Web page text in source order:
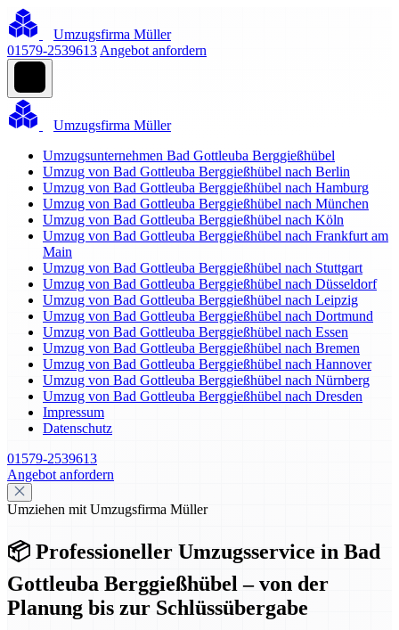
Umzugsfirma Müller
01579-2539613 Angebot anfordern
Umzugsfirma Müller
Umzugsunternehmen Bad Gottleuba Berggießhübel
Umzug von Bad Gottleuba Berggießhübel nach Berlin
Umzug von Bad Gottleuba Berggießhübel nach Hamburg
Umzug von Bad Gottleuba Berggießhübel nach München
Umzug von Bad Gottleuba Berggießhübel nach Köln
Umzug von Bad Gottleuba Berggießhübel nach Frankfurt am
Main
Umzug von Bad Gottleuba Berggießhübel nach Stuttgart
Umzug von Bad Gottleuba Berggießhübel nach Düsseldorf
Umzug von Bad Gottleuba Berggießhübel nach Leipzig
Umzug von Bad Gottleuba Berggießhübel nach Dortmund
Umzug von Bad Gottleuba Berggießhübel nach Essen
Umzug von Bad Gottleuba Berggießhübel nach Bremen
Umzug von Bad Gottleuba Berggießhübel nach Hannover
Umzug von Bad Gottleuba Berggießhübel nach Nürnberg
Umzug von Bad Gottleuba Berggießhübel nach Dresden
Impressum
Datenschutz
01579-2539613
Angebot anfordern
Umziehen mit Umzugsfirma Müller
📦 Professioneller Umzugsservice in Bad
Gottleuba Berggießhübel – von der
Planung bis zur Schlüssübergabe